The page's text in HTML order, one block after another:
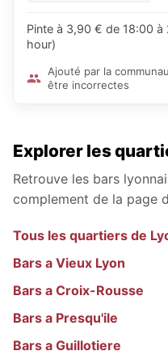
Pinte à 3,90 € de 18:00
hour)
Ajouté par la
être incorrectes
Explorer les
Retrouve les bars
complement de la page
Tous les quartiers de
Bars a Vieux Lyon
Bars a Croix-Rousse
Bars a Presqu'ile
Bars a Guillotiere